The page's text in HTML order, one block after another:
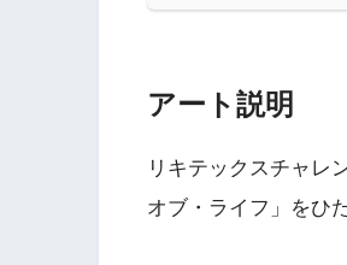
アート説明
リキテックスチャレ
オブ・ライフ」をひ